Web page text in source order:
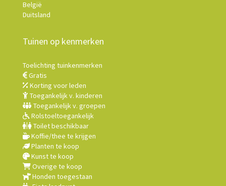
België
Duitsland
Tuinen op kenmerken
Toelichting tuinkenmerken
Gratis
Korting voor leden
Toegankelijk v. kinderen
Toegankelijk v. groepen
Rolstoeltoegankelijk
Toilet beschikbaar
Koffie/thee te krijgen
Planten te koop
Kunst te koop
Overige te koop
Honden toegestaan